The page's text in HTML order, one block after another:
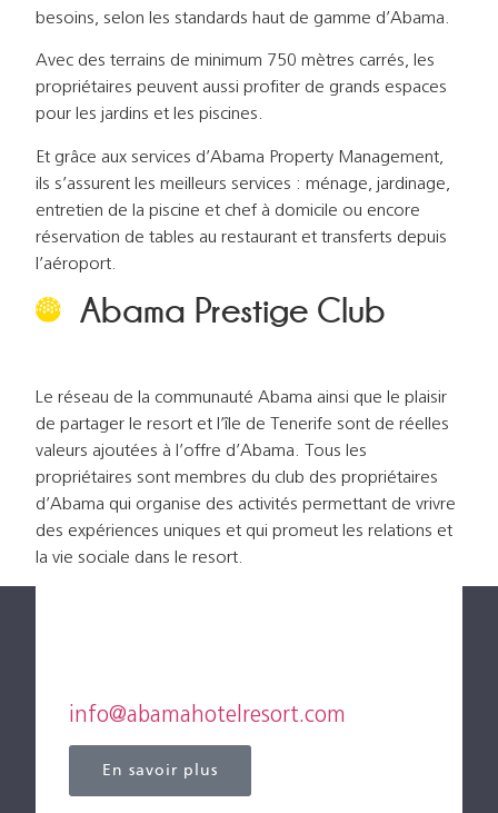
besoins, selon les standards haut de gamme d’Abama.
Avec des terrains de minimum 750 mètres carrés, les
propriétaires peuvent aussi profiter de grands espaces
pour les jardins et les piscines.
Et grâce aux services d’Abama Property Management,
ils s’assurent les meilleurs services : ménage, jardinage,
entretien de la piscine et chef à domicile ou encore
réservation de tables au restaurant et transferts depuis
l’aéroport.
Abama Prestige Club
Le réseau de la communauté Abama ainsi que le plaisir
de partager le resort et l’île de Tenerife sont de réelles
valeurs ajoutées à l’offre d’Abama. Tous les
propriétaires sont membres du club des propriétaires
d’Abama qui organise des activités permettant de vrivre
des expériences uniques et qui promeut les relations et
la vie sociale dans le resort.
info@abamahotelresort.com
En savoir plus